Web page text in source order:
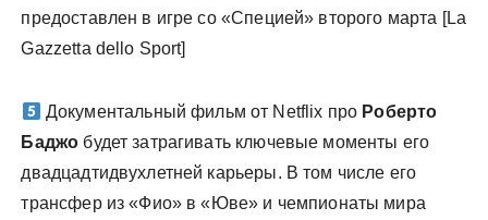
предоставлен в игре со «Специей» второго марта [La
Gazzetta dello Sport]
Документальный фильм от Netflix про Роберто
Баджо будет затрагивать ключевые моменты его
двадцадтидвухлетней карьеры. В том числе его
трансфер из «Фио» в «Юве» и чемпионаты мира